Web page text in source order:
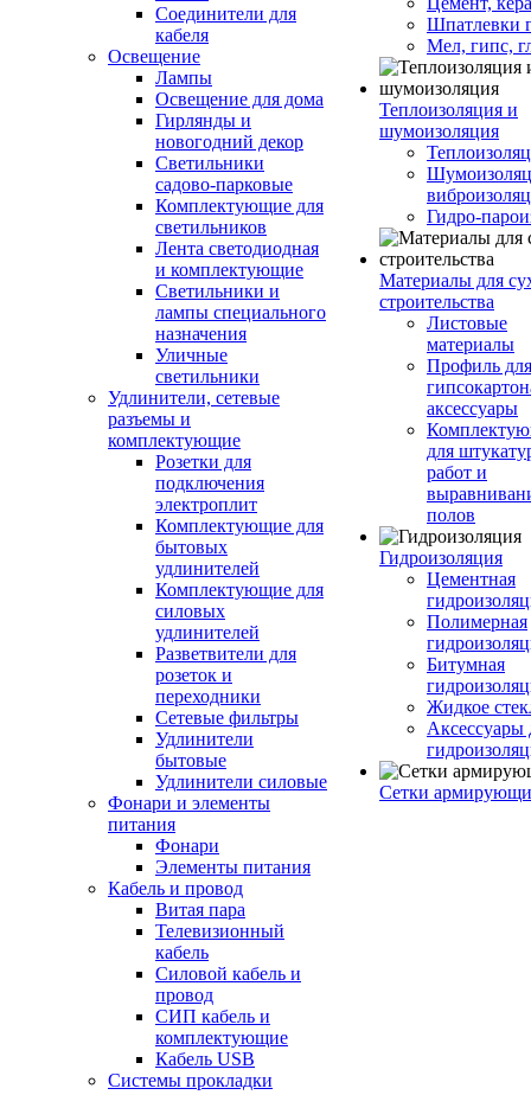
Соединители для
кабеля
Освещение
Лампы
Освещение для дома
Гирлянды и
новогодний декор
Светильники
садово-парковые
Комплектующие для
светильников
Лента светодиодная
и комплектующие
Светильники и
лампы специального
назначения
Уличные
светильники
Удлинители, сетевые
разъемы и
комплектующие
Розетки для
подключения
электроплит
Комплектующие для
бытовых
удлинителей
Комплектующие для
силовых
удлинителей
Разветвители для
розеток и
переходники
Сетевые фильтры
Удлинители
бытовые
Удлинители силовые
Фонари и элементы
питания
Фонари
Элементы питания
Кабель и провод
Витая пара
Телевизионный
кабель
Силовой кабель и
провод
СИП кабель и
комплектующие
Кабель USB
Системы прокладки
Шпатлевки
Мел, гипс,
Теплоизоляция и
шумоизоляция
Гидро-
Материалы для
строительства
Листовые
материалы
Профиль для
аксессуары
для
работ и
полов
Гидроизоляция
Цементная
Полимерная
Битумная
Жидкое
Аксессуары
Сетки